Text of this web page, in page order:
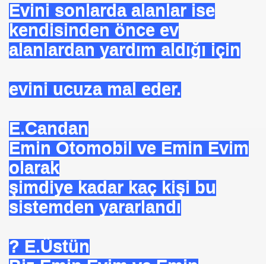
Evini sonlarda alanlar ise
kendisinden önce ev
alanlardan yardım aldığı için
evini ucuza mal eder.
E.Candan
Emin Otomobil ve Emin Evim
olarak
şimdiye kadar kaç kişi bu
sistemden yararlandı
? E.Üstün
ERDOĞAN
BÜROKRASİSİ